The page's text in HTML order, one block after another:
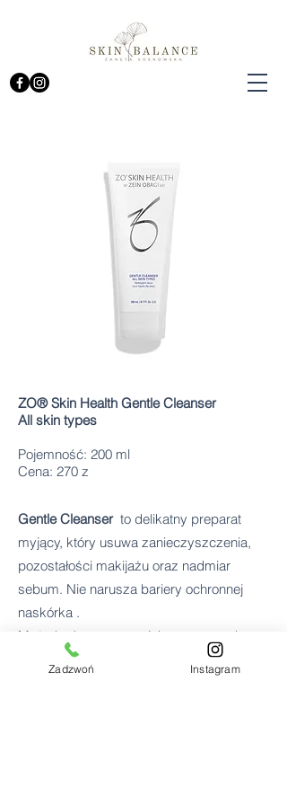
ZO® Skin Health Gentle Cleanser
All skin types ​
Pojemność: 200 ml
Cena: 270 z
Gentle Cleanser to delikatny preparat
myjący, który usuwa zanieczyszczenia,
pozostałości makijażu oraz nadmiar
sebum. Nie narusza bariery ochronnej
naskórka .
Może być stosowany jako preparat do
demakijażu, żel do golenia oraz pod
Zadzwoń Instagram